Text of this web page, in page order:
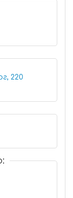
220